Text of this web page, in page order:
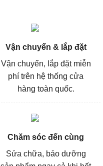
Vận chuyển & lắp đặt
Vận chuyển, lắp đặt miễn
phí trên hệ thống cửa
hàng toàn quốc.
Chăm sóc đến cùng
Sửa chữa, bảo dưỡng